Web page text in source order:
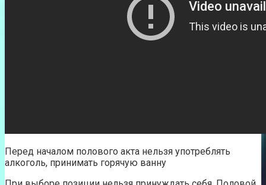
Перед началом полового акта нельзя употреблять
алкоголь, принимать горячую ванну